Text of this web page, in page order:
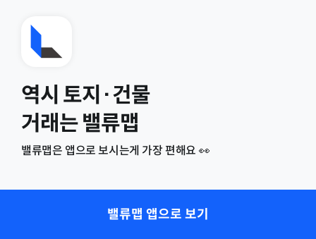
역시 토지·건물
거래는 밸류맵
밸류맵은 앱으로 보시는게 가장 편해요 👀
밸류맵 앱으로 보기